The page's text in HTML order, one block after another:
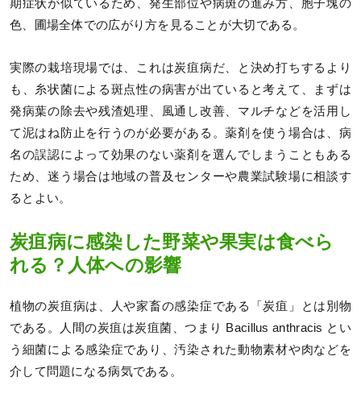
期症状が似ているため、発生部位や病斑の進み方、胞子塊の
色、圃場全体での広がり方を見ることが大切である。
実際の栽培現場では、これは炭疽病だ、と決め打ちするより
も、糸状菌による斑点性の病害が出ていると考えて、まずは
発病葉の除去や残渣処理、風通し改善、マルチなどを活用し
て泥はね防止を行うのが必要がある。薬剤を使う場合は、病
名の誤認によって効果のない薬剤を選んでしまうこともある
ため、迷う場合は地域の普及センターや農業試験場に相談す
るとよい。
炭疽病に感染した野菜や果実は食べら
れる？人体への影響
植物の炭疽病は、人や家畜の感染症である「炭疽」とは別物
である。人間の炭疽は炭疽菌、つまり Bacillus anthracis とい
う細菌による感染症であり、汚染された動物素材や肉などを
介して問題になる病気である。